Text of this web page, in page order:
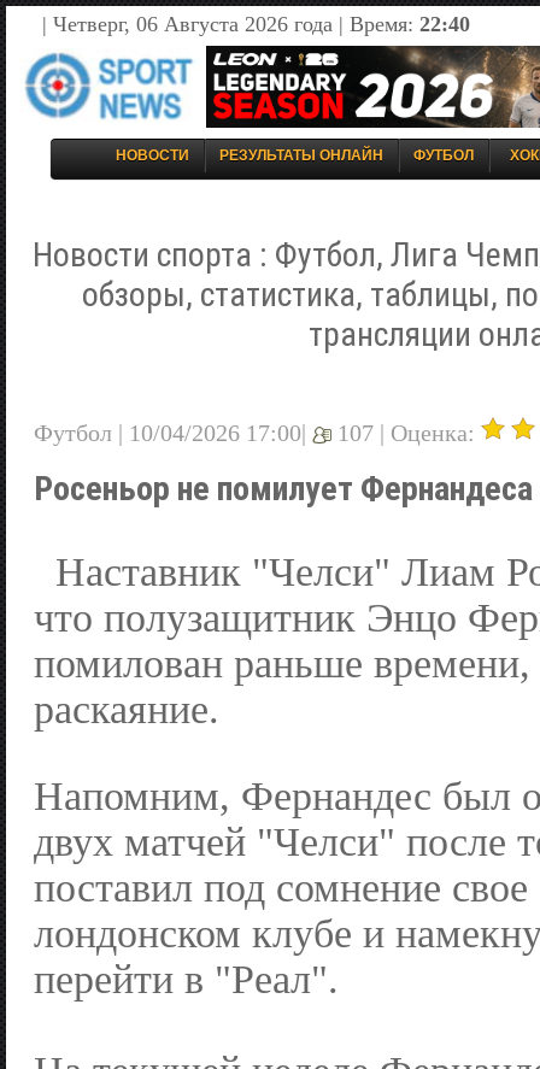
| Четверг, 06 Августа 2026 года | Время: 22:40
НОВОСТИ РЕЗУЛЬТАТЫ ОНЛАЙН ФУТБОЛ
Новости спорта : Футбол, Лига
обзоры, статистика, таблицы,
трансляции
Футбол | 10/04/2026 17:00| 107 | Оценка:
Росеньор не помилует
Наставник "Челси" Лиам
что полузащитник Энцо
помилован раньше времени,
раскаяние.
Напомним, Фернандес был
двух матчей "Челси" после
поставил под сомнение
лондонском клубе и
перейти в "Реал".